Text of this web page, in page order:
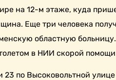
на 12-м этаже, куда
Еще три человека
областную
в НИИ скорой
23 по Высоковольтной